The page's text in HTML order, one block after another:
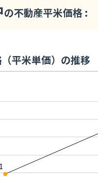
の不動産平米価格 :
平米単価）の推移